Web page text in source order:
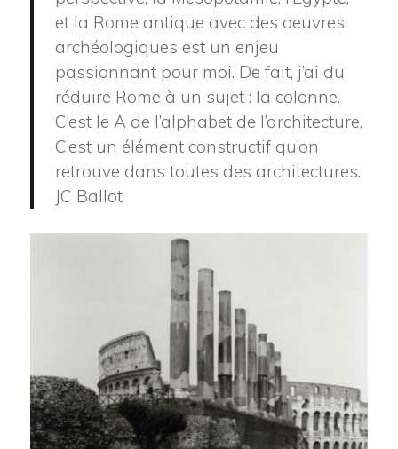
et la Rome antique avec des oeuvres
archéologiques est un enjeu
passionnant pour moi. De fait, j’ai du
réduire Rome à un sujet : la colonne.
C’est le A de l’alphabet de l’architecture.
C’est un élément constructif qu’on
retrouve dans toutes des architectures.
JC Ballot